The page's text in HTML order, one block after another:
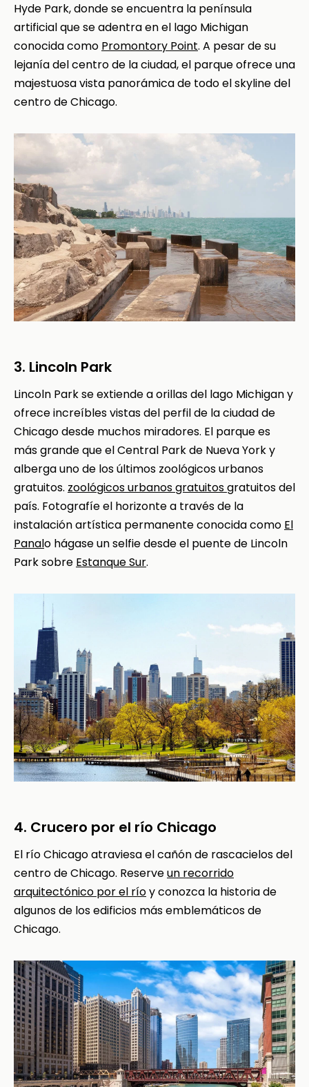
Hyde Park, donde se encuentra la península
artificial que se adentra en el lago Michigan
conocida como Promontory Point. A pesar de su
lejanía del centro de la ciudad, el parque ofrece una
majestuosa vista panorámica de todo el skyline del
centro de Chicago.
3. Lincoln Park
Lincoln Park se extiende a orillas del lago Michigan y
ofrece increíbles vistas del perfil de la ciudad de
Chicago desde muchos miradores. El parque es
más grande que el Central Park de Nueva York y
alberga uno de los últimos zoológicos urbanos
gratuitos. zoológicos urbanos gratuitosgratuitos del
país. Fotografíe el horizonte a través de la
instalación artística permanente conocida como El
Panalo hágase un selfie desde el puente de Lincoln
Park sobre Estanque Sur.
4. Crucero por el río Chicago
El río Chicago atraviesa el cañón de rascacielos del
centro de Chicago. Reserveun recorrido
arquitectónico por el ríoy conozca la historia de
algunos de los edificios más emblemáticos de
Chicago.